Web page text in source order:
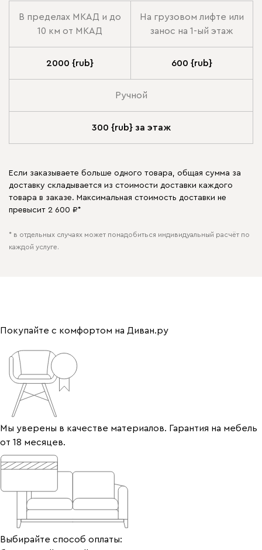
В пределах МКАД и до
10 км от МКАД
На грузовом лифте или
занос на 1-ый этаж
2000 {rub} 600 {rub}
Ручной
300 {rub} за этаж
Если заказываете больше одного товара, общая сумма за
доставку складывается из стоимости доставки каждого
товара в заказе. Максимальная стоимость доставки не
превысит 2 600 ₽*
* в отдельных случаях может понадобиться индивидуальный расчёт по
каждой услуге.
Покупайте с комфортом на Диван.ру
Мы уверены в качестве материалов. Гарантия на мебель
от 18 месяцев.
Выбирайте способ оплаты: